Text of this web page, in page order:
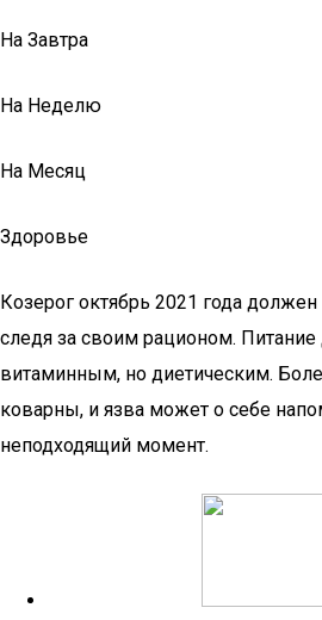
На Завтра
На Неделю
На Месяц
Здоровье
Козерог октябрь 2021 года
следя за своим рационом.
витаминным, но диетическим.
коварны, и язва может о себе
неподходящий момент.